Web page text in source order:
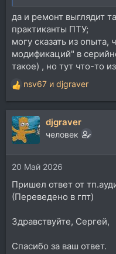
да и ремонт выглядит
практиканты ПТУ;
могу сказать из опыта,
модификаций" в
такое) , но тут что-то
Р
е
а
к
ц
и
и
:
nsv67 и djgraver
djgraver
человек
20 Май 2026
Пришел ответ от
(Переведено в гпт)
Здравствуйте, Сергей,
Спасибо за ваш ответ.